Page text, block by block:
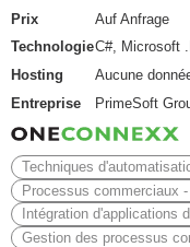
Prix
Auf Anfrage
TechnologieC#, Microsoft
Hosting
Aucune
Entreprise
PrimeSoft
Techniques
Processus commerciaux -
Intégration d'applications
Gestion des processus